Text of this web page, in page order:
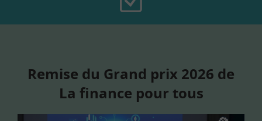
Remise du Grand prix 2026 de
La finance pour tous